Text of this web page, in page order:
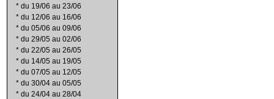
* du 19/06 au 23/06
* du 12/06 au 16/06
* du 05/06 au 09/06
* du 29/05 au 02/06
* du 22/05 au 26/05
* du 14/05 au 19/05
* du 07/05 au 12/05
* du 30/04 au 05/05
* du 24/04 au 28/04